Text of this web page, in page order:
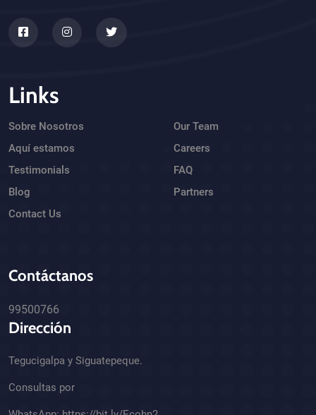
Links
Sobre Nosotros
Aquí estamos
Testimonials
Blog
Contact Us
Our Team
Careers
FAQ
Partners
Contáctanos
99500766
Dirección
Tegucigalpa y Siguatepeque.
Consultas por